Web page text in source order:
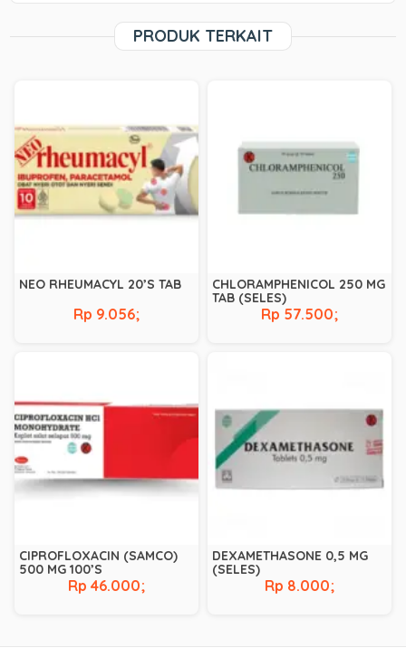
PRODUK TERKAIT
NEO RHEUMACYL 20’S TAB
Rp 9.056;
CHLORAMPHENICOL 250 MG
TAB (SELES)
Rp 57.500;
CIPROFLOXACIN (SAMCO)
500 MG 100’S
Rp 46.000;
DEXAMETHASONE 0,5 MG
(SELES)
Rp 8.000;